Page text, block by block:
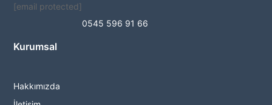
[email protected]
0545 596 91 66
Kurumsal
Hakkımızda